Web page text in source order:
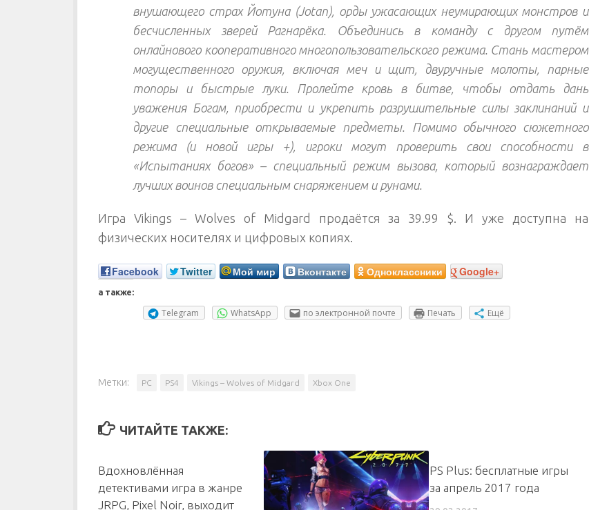
внушающего страх Йотуна (Jotan), орды ужасающих неумирающих монстров и
бесчисленных зверей Рагнарёка. Объединись в команду с другом путём
онлайнового кооперативного многопользовательского режима. Стань мастером
могущественного оружия, включая меч и щит, двуручные молоты, парные
топоры и быстрые луки. Пролейте кровь в битве, чтобы отдать дань
уважения Богам, приобрести и укрепить разрушительные силы заклинаний и
другие специальные открываемые предметы. Помимо обычного сюжетного
режима (и новой игры +), игроки могут проверить свои способности в
«Испытаниях богов» – специальный режим вызова, который вознаграждает
лучших воинов специальным снаряжением и рунами.
Игра Vikings – Wolves of Midgard продаётся за 39.99 $. И уже доступна на
физических носителях и цифровых копиях.
Facebook Twitter Мой мир Вконтакте Одноклассники Google+
а также:
Telegram WhatsApp по электронной почте Печать Ещё
Метки: PC PS4 Vikings – Wolves of Midgard Xbox One
ЧИТАЙТЕ ТАКЖЕ:
Вдохновлённая
детективами игра в жанре
JRPG, Pixel Noir, выходит
PS Plus: бесплатные игры
за апрель 2017 года